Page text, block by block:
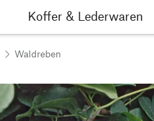
Koffer & Lederwaren
Waldreben